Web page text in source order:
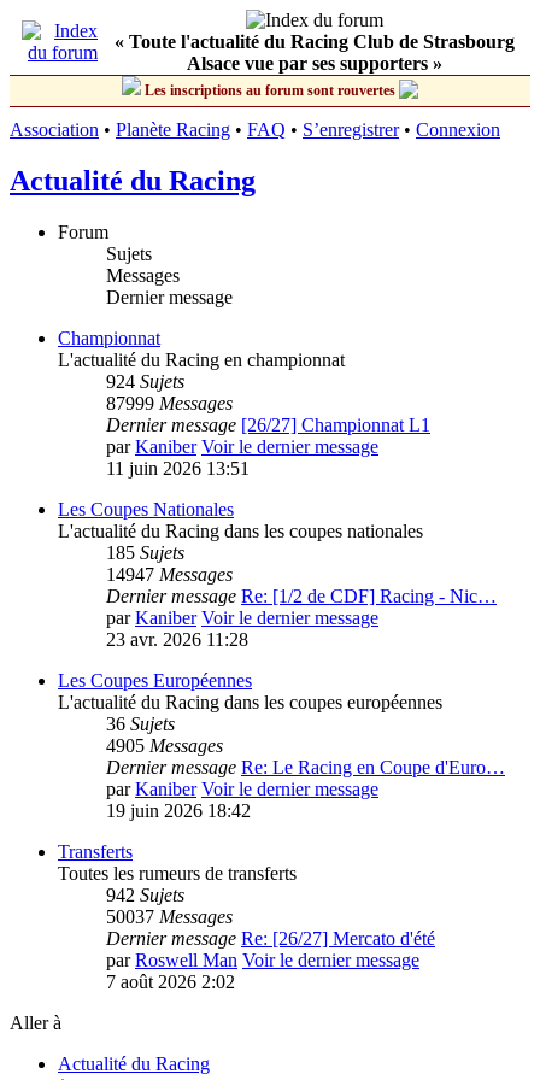
« Toute l'actualité du Racing Club de Strasbourg
Alsace vue par ses supporters »
Les inscriptions au forum sont rouvertes
Association • Planète Racing • FAQ • S’enregistrer• Connexion
Actualité du Racing
Forum
Sujets
Messages
Dernier message
Championnat
L'actualité du Racing en championnat
924 Sujets
87999 Messages
Dernier message [26/27] Championnat L1
parKaniber Voir le dernier message
11 juin 2026 13:51
Les Coupes Nationales
L'actualité du Racing dans les coupes nationales
185 Sujets
14947 Messages
Dernier message Re: [1/2 de CDF] Racing - Nic…
parKaniber Voir le dernier message
23 avr. 2026 11:28
Les Coupes Européennes
L'actualité du Racing dans les coupes européennes
36 Sujets
4905 Messages
Dernier message Re: Le Racing en Coupe d'Euro…
parKaniber Voir le dernier message
19 juin 2026 18:42
Transferts
Toutes les rumeurs de transferts
942 Sujets
50037 Messages
Dernier message Re: [26/27] Mercato d'été
parRoswell Man Voir le dernier message
7 août 2026 2:02
Aller à
Actualité du Racing